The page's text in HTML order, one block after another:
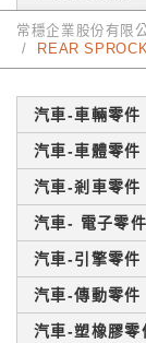
常穩企業股份有限
REAR
汽車-車輛零件
汽車-車體零件
汽車-剎車零件
汽車- 電子零件
汽車-引擎零件
汽車-傳動零件
汽車-塑橡膠零